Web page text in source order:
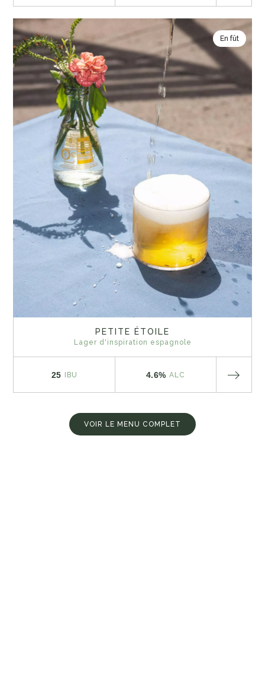
En fût
PETITE ÉTOILE
Lager d'inspiration espagnole
25 IBU 4.6% ALC
VOIR LE MENU COMPLET